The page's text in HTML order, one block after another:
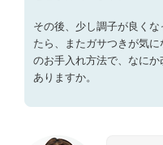
その後、少し調子が良くな
たら、またガサつきが気
のお手入れ方法で、なに
ありますか。